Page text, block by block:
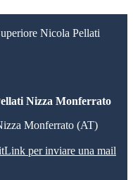
Nicola Pellati
Nizza Monferrato
Monferrato (AT)
Link per inviare una mail